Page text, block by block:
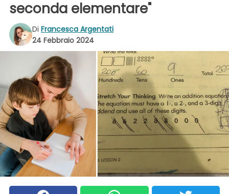
seconda elementare"
Di Francesca Argentati
24 Febbraio 2024